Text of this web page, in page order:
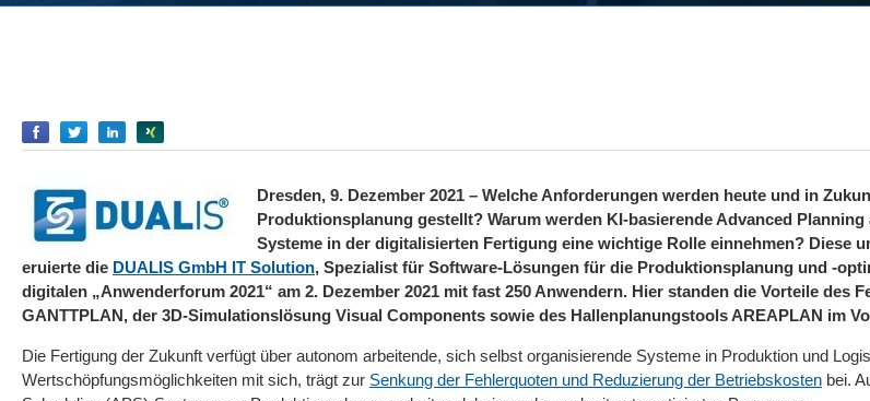
EmpfehlenEmpfehlenEmpfehlen
Dresden, 9. Dezember 2021 – Welche Anforderungen werden heute und in
Produktionsplanung gestellt? Warum werden KI-basierende Advanced
Systeme in der digitalisierten Fertigung eine wichtige Rolle einnehmen? Diese
eruierte die DUALIS GmbH IT Solution, Spezialist für Software-Lösungen für die Produktionsplanung und -
digitalen „Anwenderforum 2021“ am 2. Dezember 2021 mit fast 250 Anwendern. Hier standen die Vorteile des
GANTTPLAN, der 3D-Simulationslösung Visual Components sowie des Hallenplanungstools AREAPLAN im
Die Fertigung der Zukunft verfügt über autonom arbeitende, sich selbst organisierende Systeme in Produktion und
Wertschöpfungsmöglichkeiten mit sich, trägt zur Senkung der Fehlerquoten und Reduzierung der Betriebskosten bei.